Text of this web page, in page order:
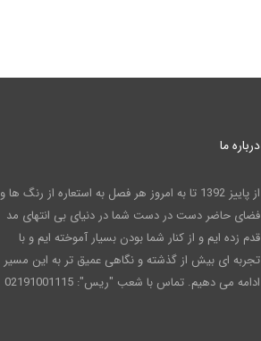
درباره ما
از پاییز 1392 تا به امروز هر فصل به استعاره از رنگ ها و
فضای حاضر دست در دست شما در دنیای بی انتهای مد
قدم زده ایم و از کنار شما بودن بسیار آموخته ایم و با
تجربه ای بیش از گذشته و نگاهی عمیق تر به این مسیر
ادامه می دهیم. تماس با شعب "ریس": 02191001115